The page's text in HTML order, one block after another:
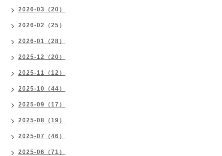
2026-03（20）
2026-02（25）
2026-01（28）
2025-12（20）
2025-11（12）
2025-10（44）
2025-09（17）
2025-08（19）
2025-07（46）
2025-06（71）